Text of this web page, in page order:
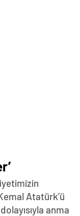
Atatürk’ü
anma